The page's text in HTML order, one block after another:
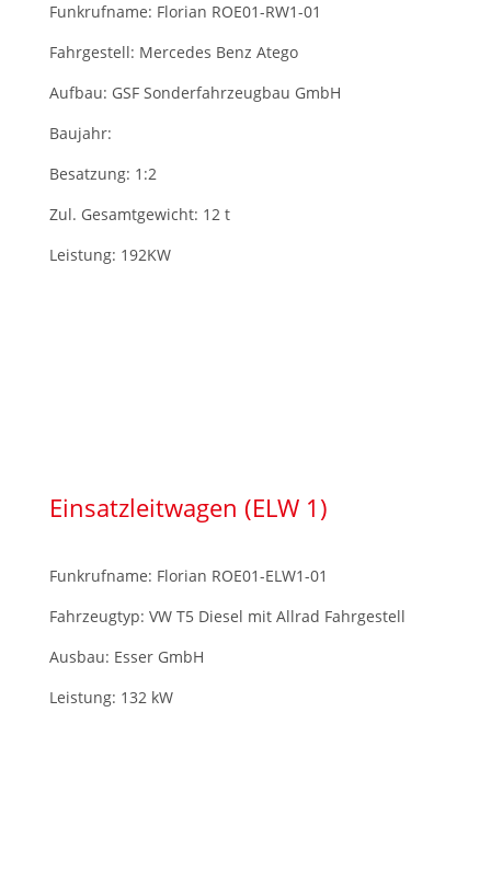
Funkrufname: Florian ROE01-RW1-01
Fahrgestell: Mercedes Benz Atego
Aufbau: GSF Sonderfahrzeugbau GmbH
Baujahr:
Besatzung: 1:2
Zul. Gesamtgewicht: 12 t
Leistung: 192KW
Einsatzleitwagen (ELW 1)
Funkrufname: Florian ROE01-ELW1-01
Fahrzeugtyp: VW T5 Diesel mit Allrad Fahrgestell
Ausbau: Esser GmbH
Leistung: 132 kW